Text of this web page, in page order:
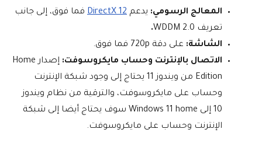
المعالج الرسومي: يدعم DirectX 12 فما فوق، إلى جانب
تعريف WDDM 2.0
.
الشاشة: على دقة 720p فما فوق.
الاتصال بالإنترنت وحساب مايكروسوفت:
إصدار Home
Edition من ويندوز 11 يحتاج إلى وجود شبكة الإنترنت
وحساب على مايكروسوفت، والترقية من نظام ويندوز
10 إلى Windows 11 home سوف يحتاج أيضا إلى شبكة
الإنترنت وحساب على مايكروسوفت.